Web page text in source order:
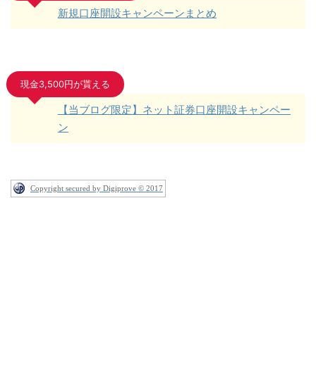
新規口座開設キャンペーンまとめ
現金3,500円が貰える
【当ブログ限定】ネット証券口座開設キャンペー
ン
Copyright secured by Digiprove © 2017